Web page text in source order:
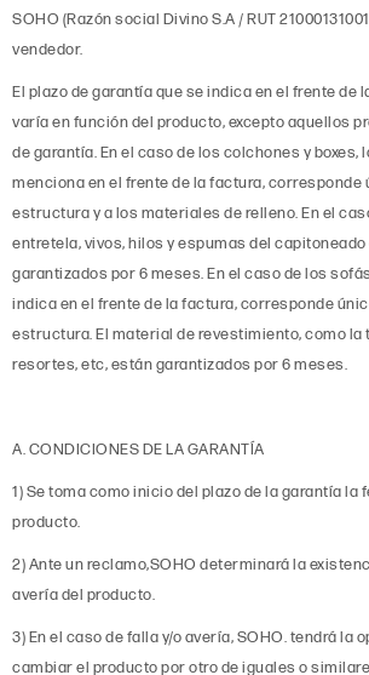
SOHO (Razón social Divino S.A / RUT
vendedor.
El plazo de garantía que se indica en el frente de
varía en función del producto, excepto aquellos
de garantía. En el caso de los colchones y boxes,
menciona en el frente de la factura, corresponde
estructura y a los materiales de relleno. En el
entretela, vivos, hilos y espumas del capitoneado
garantizados por 6 meses. En el caso de los
indica en el frente de la factura, corresponde
estructura. El material de revestimiento, como la
resortes, etc, están garantizados por 6 meses.
A. CONDICIONES DE LA GARANTÍA
1) Se toma como inicio del plazo de la garantía la
producto.
2) Ante un reclamo,SOHO determinará la
avería del producto.
3) En el caso de falla y/o avería, SOHO. tendrá la
cambiar el producto por otro de iguales o